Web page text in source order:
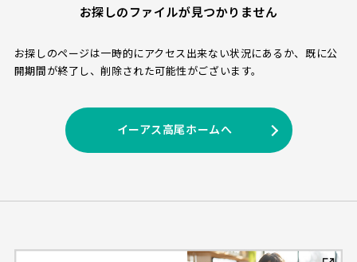
お探しのファイルが見つかりません
お探しのページは一時的にアクセス出来ない状況にあるか、既に公
開期間が終了し、削除された可能性がございます。
イーアス高尾ホームへ